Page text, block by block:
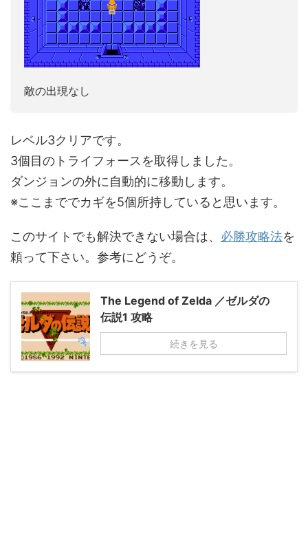
敵の出現なし
レベル3クリアです。
3個目のトライフォースを取得しました。
ダンジョンの外に自動的に移動します。
※ここまででカギを5個所持していると思います。
このサイトでも解決できない場合は、 必勝攻略法を
頼って下さい。参考にどうぞ。
The Legend of Zelda ／ゼルダの
伝説1 攻略
続きを見る